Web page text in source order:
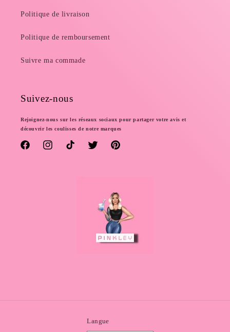
Politique de livraison
Politique de remboursement
Suivre ma commade
Suivez-nous
Rejoignez-nous sur les réseaux sociaux pour partager votre avis et
découvrir les coulisses de notre marques
FacebookInstagramTikTok Twitter Pinterest
Langue